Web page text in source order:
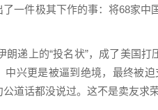
了一件极其下作的事：将68家
朗递上的“投名状”，成了美国
中兴更是被逼到绝境，最终被
公道话都没说过。这不是卖友求